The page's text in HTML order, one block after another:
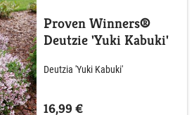
Proven Winners®
Deutzie 'Yuki Kabuki'
Deutzia 'Yuki Kabuki'
16,99 €